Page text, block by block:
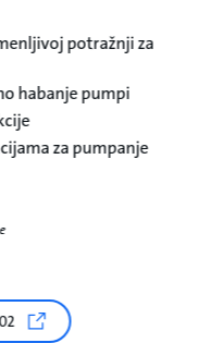
potražnji za
habanje pumpi
za pumpanje